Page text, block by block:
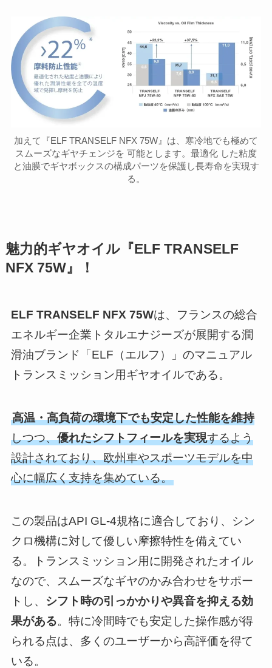
加えて『ELF TRANSELF NFX 75W』は、寒冷地でも極めて
スムーズなギヤチェンジを 可能とします。最適化 した粘度
と油膜でギヤボックスの構成パーツを保護し長寿命を実現す
る。
魅力的ギヤオイル『ELF TRANSELF
NFX 75W』！
ELF TRANSELF NFX 75Wは、フランスの総合
エネルギー企業トタルエナジーズが展開する潤
滑油ブランド「ELF（エルフ）」のマニュアル
トランスミッション用ギヤオイルである。
高温・高負荷の環境下でも安定した性能を維持
しつつ、優れたシフトフィールを実現するよう
設計されており、欧州車やスポーツモデルを中
心に幅広く支持を集めている。
この製品はAPI GL-4規格に適合しており、シン
クロ機構に対して優しい摩擦特性を備えてい
る。トランスミッション用に開発されたオイル
なので、スムーズなギヤのかみ合わせをサポー
トし、 シフト時の引っかかりや異音を抑える効
果がある。特に冷間時でも安定した操作感が得
られる点は、多くのユーザーから高評価を得て
いる。